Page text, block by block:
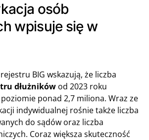
osób
wpisuje się w
BIG wskazują, że liczba
dłużników od 2023 roku
ponad 2,7 miliona. Wraz ze
indywidualnej rośnie także liczba
do sądów oraz liczba
Coraz większa skuteczność